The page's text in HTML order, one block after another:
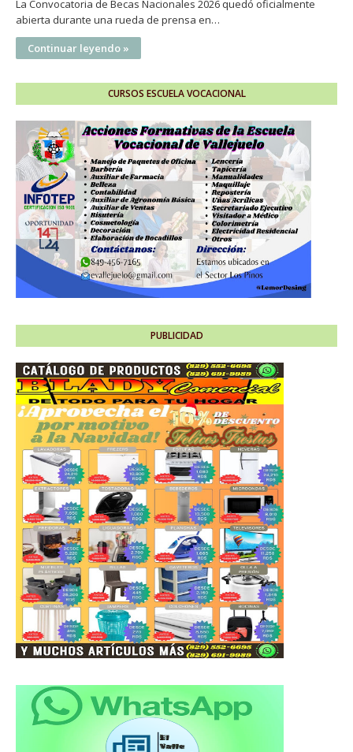
La Convocatoria de Becas Nacionales 2026 quedó oficialmente
abierta durante una rueda de prensa en…
Continuar leyendo »
CURSOS ESCUELA VOCACIONAL
PUBLICIDAD